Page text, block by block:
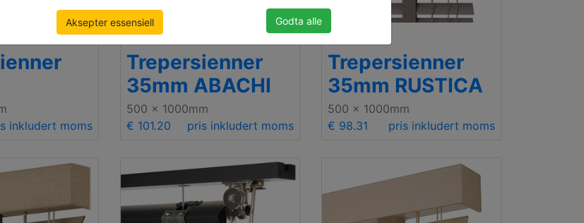
Aksepter essensiell Godta alle
inkludert moms
Premium
Trepersienner
35mm ABACHI
500 x 1000mm
€ 101.20
pris inkludert moms
Trepersienner
35mm RUSTICA
500 x 1000mm
€ 98.31
pris inkludert moms